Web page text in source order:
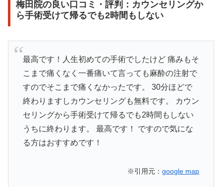
梅田院の良い口コミ・評判：カウンセリングか
ら手術受けて帰るでも2時間もしない
最高です！人生初めての手術でしたけど 痛みもそ
こまで痛くなく一番痛いて言っても麻酔の注射で
すのでそこまで痛くなかったです。 30分ほどで
終わりますしカウンセリングも無料です。 カウン
セリングから手術受けて帰るでも2時間もしない
うちに終わります。 最高です！ ですので気にな
る方はおすすめです！
※引用元：google map